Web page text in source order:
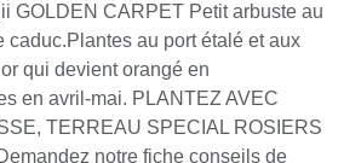
GOLDEN CARPET Petit arbuste au
caduc.Plantes au port étalé et aux
qui devient orangé en
en avril-mai. PLANTEZ AVEC
TERREAU SPECIAL ROSIERS
notre fiche conseils de